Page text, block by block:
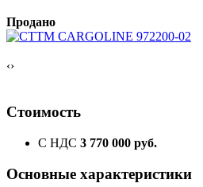
Продано
‹›
Стоимость
С НДС 3 770 000 руб.
Основные характеристики